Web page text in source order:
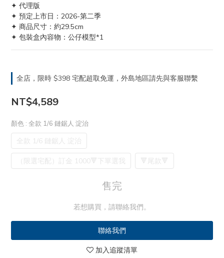
✦ 代理版
✦ 預定上市日：2026-第二季
✦ 商品尺寸：約29.5cm
✦ 包裝盒內容物：公仔模型*1
全店，限時 $398 宅配超取免運，外島地區請先與客服聯繫
NT$4,589
顏色 : 全款 1/6 鏈鋸人 淀治
全款 1/6 鏈鋸人 淀治
（限選宅配）訂金 1000🔻下單選我 🔻尾款🔻
售完
若想購買，請聯絡我們。
聯絡我們
加入追蹤清單